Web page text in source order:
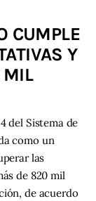
CUMPLE
Y
del Sistema de
como un
las
de 820 mil
de acuerdo